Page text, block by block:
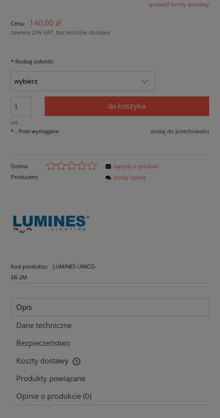
Cena nie zawiera ewentualnych kosztów płatnościsprawdź formy dostawy
Cena: 140,00 zł
zawiera 23% VAT, bez kosztów dostawy
* Rodzaj osłonki:
szt.
do koszyka
dodaj do przechowalni
* - Pole wymagane
Ocena:
Producent:
Kod produktu:
LUMINES-UNICO-
SR-2M
zapytaj o produkt
dodaj opinię
Opis
Dane techniczne
Bezpieczeństwo
Koszty dostawy
Cena nie zawiera ewentualnych kosztów płatności
Produkty powiązane
Opinie o produkcie (0)